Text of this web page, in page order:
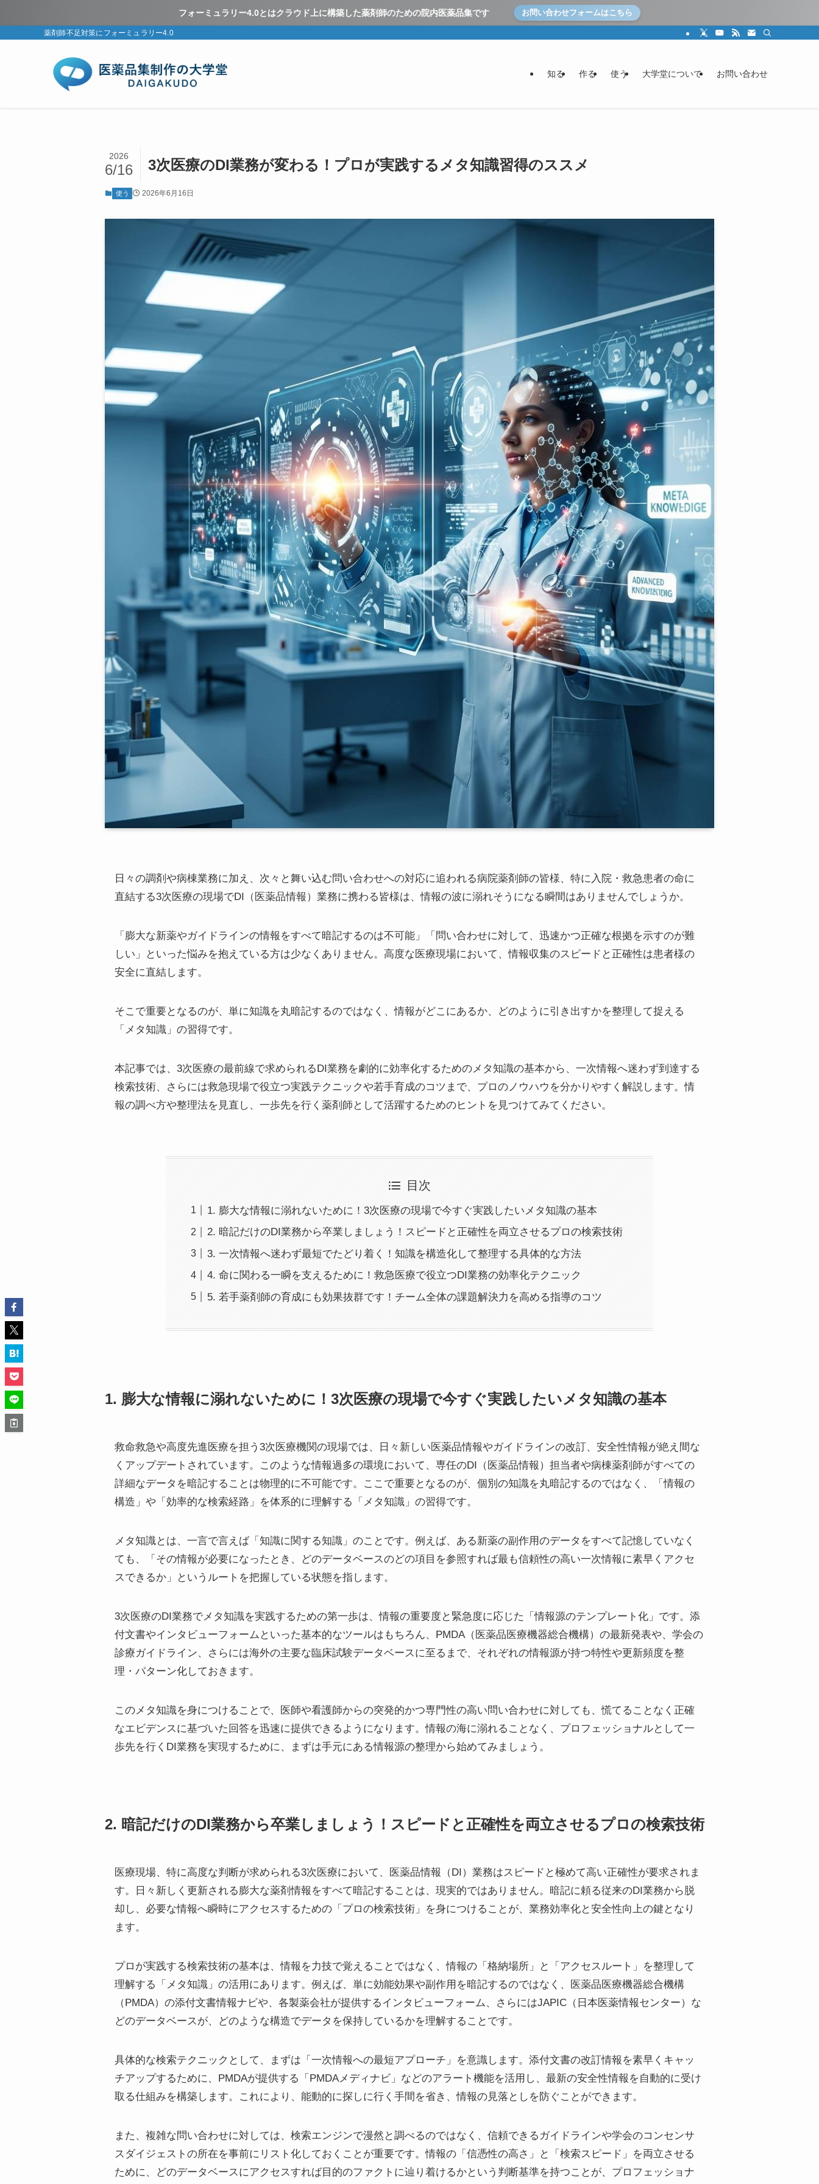
フォーミュラリー4.0とはクラウド上に構築した薬剤師のための院内医薬品集です お問い合わせフォームはこちら
薬剤師不足対策にフォーミュラリー4.0
知る 作る 使う 大学堂について お問い合わせ
3次医療のDI業務が変わる！プロが実践するメタ知識習得のススメ
2026
6/16
使う 2026年6月16日
日々の調剤や病棟業務に加え、次々と舞い込む問い合わせへの対応に追われる病院薬剤師の皆様、特に入院・救急患者の命に
直結する3次医療の現場でDI（医薬品情報）業務に携わる皆様は、情報の波に溺れそうになる瞬間はありませんでしょうか。
「膨大な新薬やガイドラインの情報をすべて暗記するのは不可能」「問い合わせに対して、迅速かつ正確な根拠を示すのが難
しい」といった悩みを抱えている方は少なくありません。高度な医療現場において、情報収集のスピードと正確性は患者様の
安全に直結します。
そこで重要となるのが、単に知識を丸暗記するのではなく、情報がどこにあるか、どのように引き出すかを整理して捉える
「メタ知識」の習得です。
本記事では、3次医療の最前線で求められるDI業務を劇的に効率化するためのメタ知識の基本から、一次情報へ迷わず到達する
検索技術、さらには救急現場で役立つ実践テクニックや若手育成のコツまで、プロのノウハウを分かりやすく解説します。情
報の調べ方や整理法を見直し、一歩先を行く薬剤師として活躍するためのヒントを見つけてみてください。
目次
1. 膨大な情報に溺れないために！3次医療の現場で今すぐ実践したいメタ知識の基本
2. 暗記だけのDI業務から卒業しましょう！スピードと正確性を両立させるプロの検索技術
3. 一次情報へ迷わず最短でたどり着く！知識を構造化して整理する具体的な方法
4. 命に関わる一瞬を支えるために！救急医療で役立つDI業務の効率化テクニック
5. 若手薬剤師の育成にも効果抜群です！チーム全体の課題解決力を高める指導のコツ
1. 膨大な情報に溺れないために！3次医療の現場で今すぐ実践したいメタ知識の基本
救命救急や高度先進医療を担う3次医療機関の現場では、日々新しい医薬品情報やガイドラインの改訂、安全性情報が絶え間な
くアップデートされています。このような情報過多の環境において、専任のDI（医薬品情報）担当者や病棟薬剤師がすべての
詳細なデータを暗記することは物理的に不可能です。ここで重要となるのが、個別の知識を丸暗記するのではなく、「情報の
構造」や「効率的な検索経路」を体系的に理解する「メタ知識」の習得です。
メタ知識とは、一言で言えば「知識に関する知識」のことです。例えば、ある新薬の副作用のデータをすべて記憶していなく
ても、「その情報が必要になったとき、どのデータベースのどの項目を参照すれば最も信頼性の高い一次情報に素早くアクセ
スできるか」というルートを把握している状態を指します。
3次医療のDI業務でメタ知識を実践するための第一歩は、情報の重要度と緊急度に応じた「情報源のテンプレート化」です。添
付文書やインタビューフォームといった基本的なツールはもちろん、PMDA（医薬品医療機器総合機構）の最新発表や、学会の
診療ガイドライン、さらには海外の主要な臨床試験データベースに至るまで、それぞれの情報源が持つ特性や更新頻度を整
理・パターン化しておきます。
このメタ知識を身につけることで、医師や看護師からの突発的かつ専門性の高い問い合わせに対しても、慌てることなく正確
なエビデンスに基づいた回答を迅速に提供できるようになります。情報の海に溺れることなく、プロフェッショナルとして一
歩先を行くDI業務を実現するために、まずは手元にある情報源の整理から始めてみましょう。
2. 暗記だけのDI業務から卒業しましょう！スピードと正確性を両立させるプロの検索技術
医療現場、特に高度な判断が求められる3次医療において、医薬品情報（DI）業務はスピードと極めて高い正確性が要求されま
す。日々新しく更新される膨大な薬剤情報をすべて暗記することは、現実的ではありません。暗記に頼る従来のDI業務から脱
却し、必要な情報へ瞬時にアクセスするための「プロの検索技術」を身につけることが、業務効率化と安全性向上の鍵となり
ます。
プロが実践する検索技術の基本は、情報を力技で覚えることではなく、情報の「格納場所」と「アクセスルート」を整理して
理解する「メタ知識」の活用にあります。例えば、単に効能効果や副作用を暗記するのではなく、医薬品医療機器総合機構
（PMDA）の添付文書情報ナビや、各製薬会社が提供するインタビューフォーム、さらにはJAPIC（日本医薬情報センター）な
どのデータベースが、どのような構造でデータを保持しているかを理解することです。
具体的な検索テクニックとして、まずは「一次情報への最短アプローチ」を意識します。添付文書の改訂情報を素早くキャッ
チアップするために、PMDAが提供する「PMDAメディナビ」などのアラート機能を活用し、最新の安全性情報を自動的に受け
取る仕組みを構築します。これにより、能動的に探しに行く手間を省き、情報の見落としを防ぐことができます。
また、複雑な問い合わせに対しては、検索エンジンで漫然と調べるのではなく、信頼できるガイドラインや学会のコンセンサ
スダイジェストの所在を事前にリスト化しておくことが重要です。情報の「信憑性の高さ」と「検索スピード」を両立させる
ために、どのデータベースにアクセスすれば目的のファクトに辿り着けるかという判断基準を持つことが、プロフェッショナ